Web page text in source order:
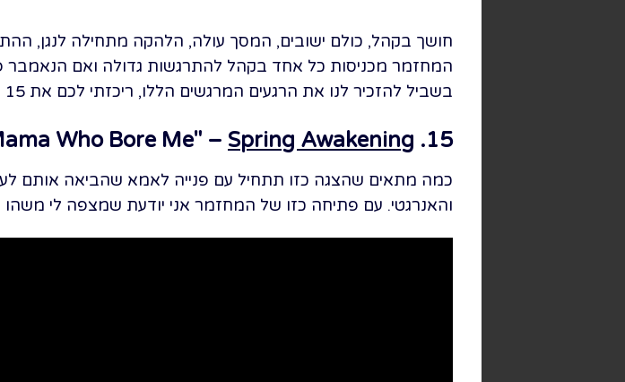
חושך בקהל, כולם ישובים, המסך עולה, הלהקה מתחילה לנגן,
המחזמר מכניסות כל אחד בקהל להתרגשות גדולה ואם הנאמבר
בשביל להזכיר לנו את הרגעים המרגשים הללו, ריכזתי לכם את 15 שירי הפתיחה הטובים ביותר ממחזות זמר, והם:
15. Mama Who Bore Me" –
Spring Awakening
כמה מתאים שהצגה כזו תתחיל עם פנייה לאמא שהביאה אותם
והאנרגטי. עם פתיחה כזו של המחזמר אני יודעת שמצפה לי